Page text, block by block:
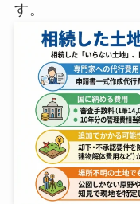
す。